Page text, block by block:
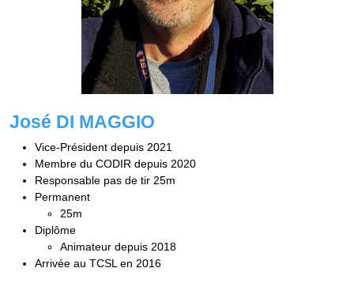
José DI MAGGIO
Vice-Président depuis 2021
Membre du CODIR depuis 2020
Responsable pas de tir 25m
Permanent
25m
Diplôme
Animateur depuis 2018
Arrivée au TCSL en 2016